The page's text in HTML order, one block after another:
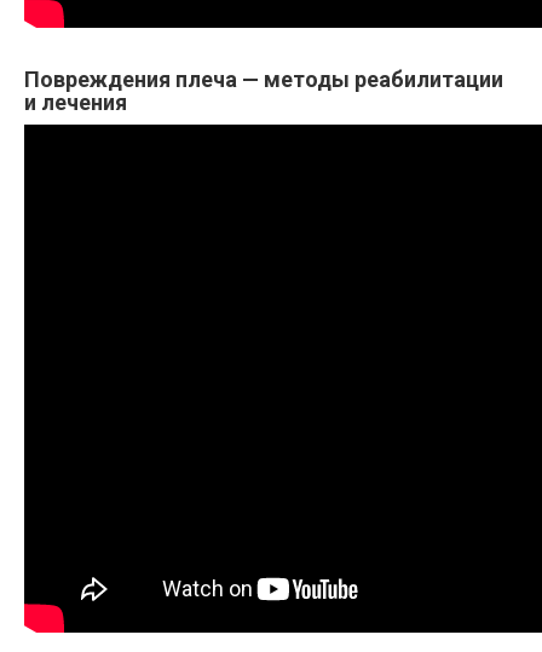
Повреждения плеча — методы реабилитации
и лечения